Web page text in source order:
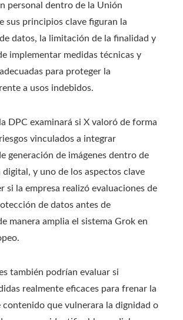
personal dentro de la Unión
sus principios clave figuran la
datos, la limitación de la finalidad y
implementar medidas técnicas y
para proteger la
a usos indebidos.
DPC examinará si X valoró de forma
vinculados a integrar
generación de imágenes dentro de
digital, y uno de los aspectos clave
si la empresa realizó evaluaciones de
de datos antes de
manera amplia el sistema Grok en
también podrían evaluar si
realmente eficaces para frenar la
contenido que vulnerara la dignidad o